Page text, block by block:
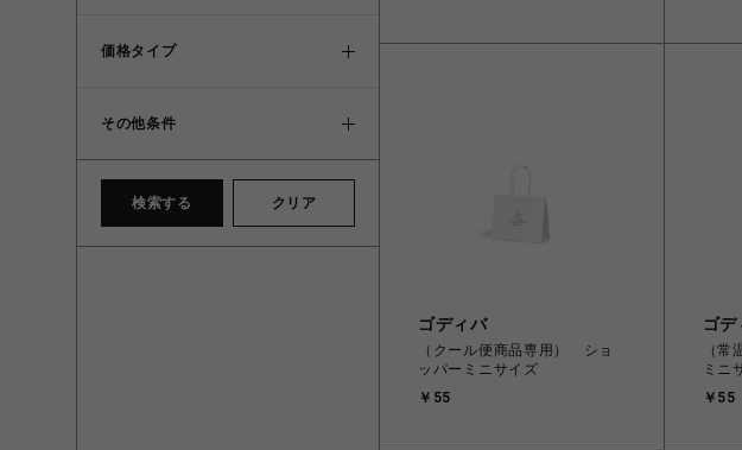
価格タイプ
その他条件
検索する クリア
ゴディバ
（クール便商品専用） ショ
ッパーミニサイズ
￥55
ゴ
（
ミニ
￥55